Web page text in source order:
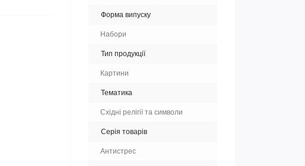
Форма випуску
Набори
Тип продукції
Картини
Тематика
Східні релігії та символи
Серія товарів
Антистрес